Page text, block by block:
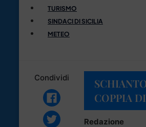
TURISMO
SINDACI DI SICILIA
METEO
Condividi
COPPIA
Redazione